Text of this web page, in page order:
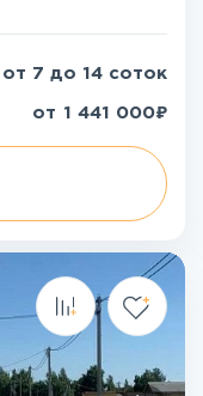
от 7 до 14 соток
от 1 441 000₽